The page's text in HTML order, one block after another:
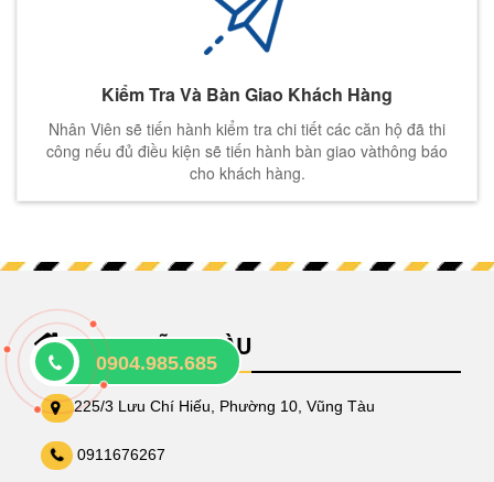
Kiểm Tra Và Bàn Giao Khách Hàng
Nhân Viên sẽ tiến hành kiểm tra chi tiết các căn hộ đã thi
công nếu đủ điều kiện sẽ tiến hành bàn giao vàthông báo
cho khách hàng.
VP TẠI VŨNG TÀU
225/3 Lưu Chí Hiếu, Phường 10, Vũng Tàu
0911676267
0904.985.685